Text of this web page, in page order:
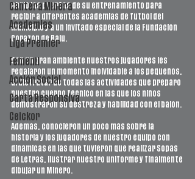
Cantera Minera
Academias
Liga Premier
Femenil
Acción Social
Carta Responsiva
Ceickor
abrió las puertas de su entrenamiento para
recibir a diferentes academias de futbol del
municipio y a un invitado especial de la Fundación
Corazón de Balú.
Con un gran ambiente nuestros jugadores les
regalaron un momento inolvidable a los pequeños,
al disfrutar de todas las actividades que preparó
nuestro cuerpo técnico en las que los niños
demostraron su destreza y habilidad con el balón.
Además, conocieron un poco más sobre la
historia y los jugadores de nuestro equipo con
dinámicas en las que tuvieron que realizar Sopas
de Letras, ilustrar nuestro uniforme y finalmente
dibujar un Minero.